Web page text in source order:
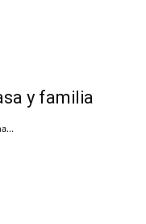
y familia